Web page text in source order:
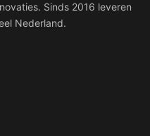
Sinds 2016 leveren
Nederland.